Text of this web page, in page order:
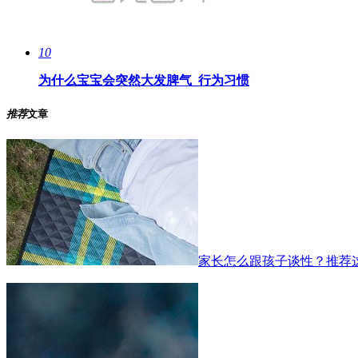
10
为什么宝宝会突然大发脾气_行为习惯
推荐文章
家长怎么跟孩子谈性？推荐